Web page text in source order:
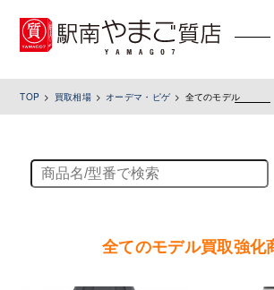
TOP 買取相場 オーデマ・ピゲ 全てのモデル
全てのモデル買取強化